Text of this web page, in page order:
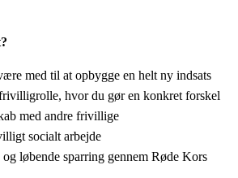
med til at opbygge en helt ny indsats
hvor du gør en konkret forskel
med andre frivillige
socialt arbejde
løbende sparring gennem Røde Kors